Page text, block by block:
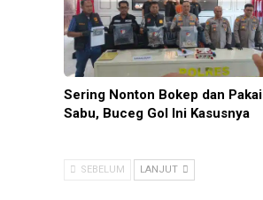
Sering Nonton Bokep dan Pakai
Sabu, Buceg Gol Ini Kasusnya
SEBELUM LANJUT